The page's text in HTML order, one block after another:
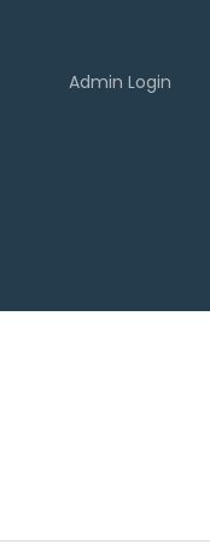
Admin Login